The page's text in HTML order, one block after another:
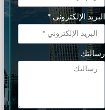
البريد الإلكتروني *
رسالتك